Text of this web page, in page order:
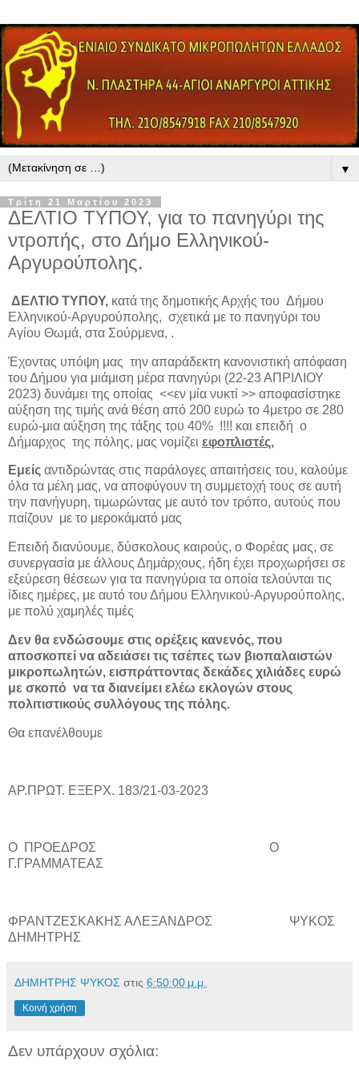
▼
Τρίτη 21 Μαρτίου 2023
ΔΕΛΤΙΟ ΤΥΠΟΥ, για το πανηγύρι της
ντροπής, στο Δήμο Ελληνικού-
Αργυρούπολης.
ΔΕΛΤΙΟ ΤΥΠΟΥ, κατά της δημοτικής Αρχής του Δήμου
Ελληνικού-Αργυρούπολης, σχετικά με το πανηγύρι του
Αγίου Θωμά, στα Σούρμενα, .
Έχοντας υπόψη μας την απαράδεκτη κανονιστική απόφαση
του Δήμου για μιάμιση μέρα πανηγύρι (22-23 ΑΠΡΙΛΙΟΥ
2023) δυνάμει της οποίας <<εν μία νυκτί >> αποφασίστηκε
αύξηση της τιμής ανά θέση από 200 ευρώ το 4μετρο σε 280
ευρώ-μια αύξηση της τάξης του 40% !!!! και επειδή ο
Δήμαρχος της πόλης, μας νομίζει εφοπλιστές,
Εμείς αντιδρώντας στις παράλογες απαιτήσεις του, καλούμε
όλα τα μέλη μας, να αποφύγουν τη συμμετοχή τους σε αυτή
την πανήγυρη, τιμωρώντας με αυτό τον τρόπο, αυτούς που
παίζουν με το μεροκάματό μας
Επειδή διανύουμε, δύσκολους καιρούς, ο Φορέας μας, σε
συνεργασία με άλλους Δημάρχους, ήδη έχει προχωρήσει σε
εξεύρεση θέσεων για τα πανηγύρια τα οποία τελούνται τις
ίδιες ημέρες, με αυτό του Δήμου Ελληνικού-Αργυρούπολης,
με πολύ χαμηλές τιμές
Δεν θα ενδώσουμε στις ορέξεις κανενός, που
αποσκοπεί να αδειάσει τις τσέπες των βιοπαλαιστών
μικροπωλητών, εισπράττοντας δεκάδες χιλιάδες ευρώ
με σκοπό να τα διανείμει ελέω εκλογών στους
πολιτιστικούς συλλόγους της πόλης.
Θα επανέλθουμε
ΑΡ.ΠΡΩΤ. ΕΞΕΡΧ. 183/21-03-2023
Ο ΠΡΟΕΔΡΟΣ Ο
Γ.ΓΡΑΜΜΑΤΕΑΣ
ΦΡΑΝΤΖΕΣΚΑΚΗΣ ΑΛΕΞΑΝΔΡΟΣ ΨΥΚΟΣ
ΔΗΜΗΤΡΗΣ
ΔΗΜΗΤΡΗΣ ΨΥΚΟΣ στις 6:50:00 μ.μ.
Κοινή χρήση
Δεν υπάρχουν σχόλια: